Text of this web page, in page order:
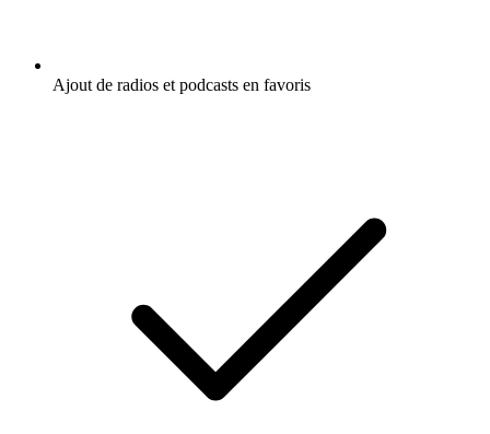
Ajout de radios et podcasts en favoris